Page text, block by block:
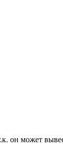
он может